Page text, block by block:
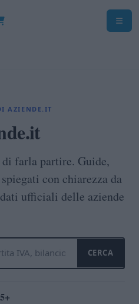
AZIENDE.IT
farla partire. Guide,
con chiarezza da
ufficiali delle aziende
CERCA